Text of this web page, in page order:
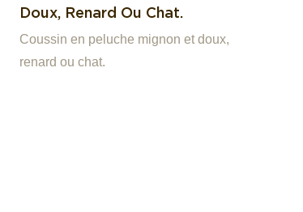
Doux, Renard Ou Chat.
Coussin en peluche mignon et doux,
renard ou chat.